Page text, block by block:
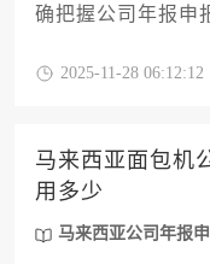
确把握公司年报申
认、财务数据准备
特别针对食品行业
报要素提供专业
提升合规管理效率。
2025-11-28 06:12:12
马来西亚面包机
用多少
马来西亚公司年报